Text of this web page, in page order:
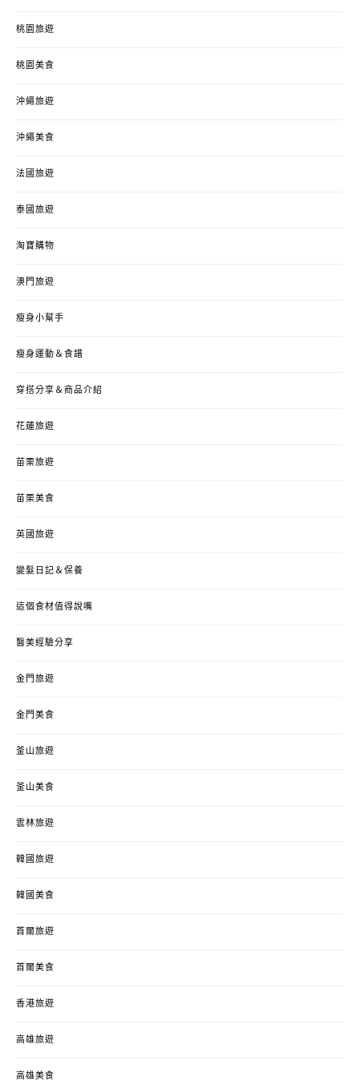
桃園旅遊
桃園美食
沖繩旅遊
沖繩美食
法國旅遊
泰國旅遊
淘寶購物
澳門旅遊
瘦身小幫手
瘦身運動＆食譜
穿搭分享＆商品介紹
花蓮旅遊
苗栗旅遊
苗栗美食
英國旅遊
變髮日記＆保養
這個食材值得說嘴
醫美經驗分享
金門旅遊
金門美食
釜山旅遊
釜山美食
雲林旅遊
韓國旅遊
韓國美食
首爾旅遊
首爾美食
香港旅遊
高雄旅遊
高雄美食